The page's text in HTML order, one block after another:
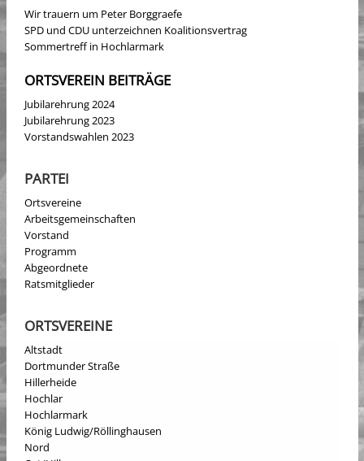
Wir trauern um Peter Borggraefe
SPD und CDU unterzeichnen Koalitionsvertrag
Sommertreff in Hochlarmark
ORTSVEREIN BEITRÄGE
Jubilarehrung 2024
Jubilarehrung 2023
Vorstandswahlen 2023
PARTEI
Ortsvereine
Arbeitsgemeinschaften
Vorstand
Programm
Abgeordnete
Ratsmitglieder
ORTSVEREINE
Altstadt
Dortmunder Straße
Hillerheide
Hochlar
Hochlarmark
König Ludwig/Röllinghausen
Nord